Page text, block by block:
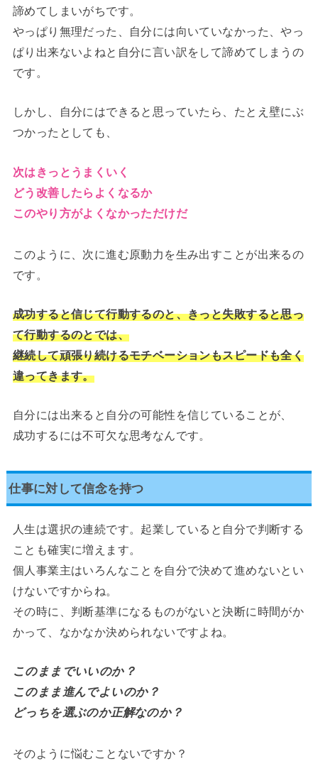
諦めてしまいがちです。
やっぱり無理だった、自分には向いていなかった、やっ
ぱり出来ないよねと自分に言い訳をして諦めてしまうの
です。
しかし、自分にはできると思っていたら、たとえ壁にぶ
つかったとしても、
次はきっとうまくいく
どう改善したらよくなるか
このやり方がよくなかっただけだ
このように、次に進む原動力を生み出すことが出来るの
です。
成功すると信じて行動するのと、きっと失敗すると思っ
て行動するのとでは、
継続して頑張り続けるモチベーションもスピードも全く
違ってきます。
自分には出来ると自分の可能性を信じていることが、
成功するには不可欠な思考なんです。
仕事に対して信念を持つ
人生は選択の連続です。起業していると自分で判断する
ことも確実に増えます。
個人事業主はいろんなことを自分で決めて進めないとい
けないですからね。
その時に、判断基準になるものがないと決断に時間がか
かって、なかなか決められないですよね。
このままでいいのか？
このまま進んでよいのか？
どっちを選ぶのか正解なのか？
そのように悩むことないですか？